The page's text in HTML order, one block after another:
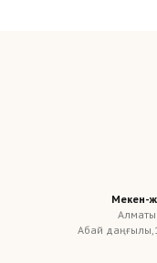
Мекен-
Алматы
Абай